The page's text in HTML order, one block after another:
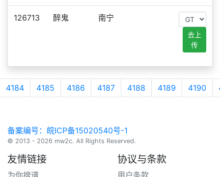
126713 醉鬼 南宁
去上
传
4184 4185 4186 4187 4188 4189 4190
备案编号：皖ICP备15020540号-1
© 2013 - 2026 mw2c. All Rights Reserved.
友情链接
为你搜谱
协议与条款
用户条款